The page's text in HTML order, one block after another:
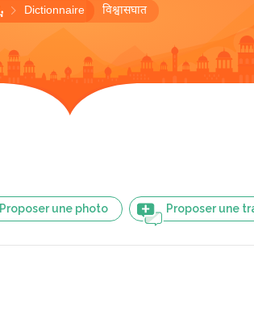
Dictionnaire विश्वासघात
Proposer une photo Proposer une